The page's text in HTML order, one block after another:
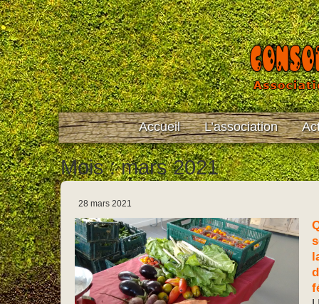
Accueil L’association
Mois : mars 2021
28 mars 2021